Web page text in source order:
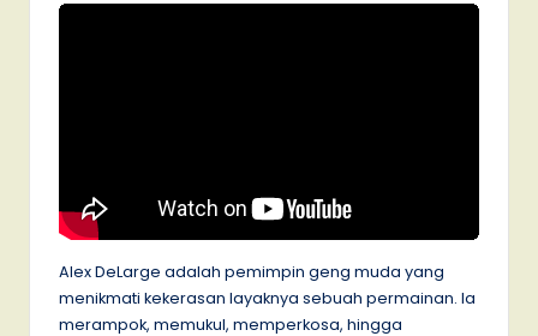
Alex DeLarge adalah pemimpin geng muda yang
menikmati kekerasan layaknya sebuah permainan. Ia
merampok, memukul, memperkosa, hingga